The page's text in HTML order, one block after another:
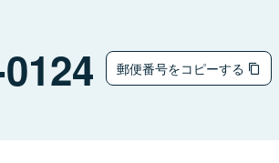
郵便番号をコピーする